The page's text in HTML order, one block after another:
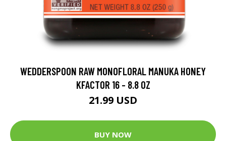
WEDDERSPOON RAW MONOFLORAL MANUKA HONEY
KFACTOR 16 - 8.8 OZ
21.99 USD
BUY NOW